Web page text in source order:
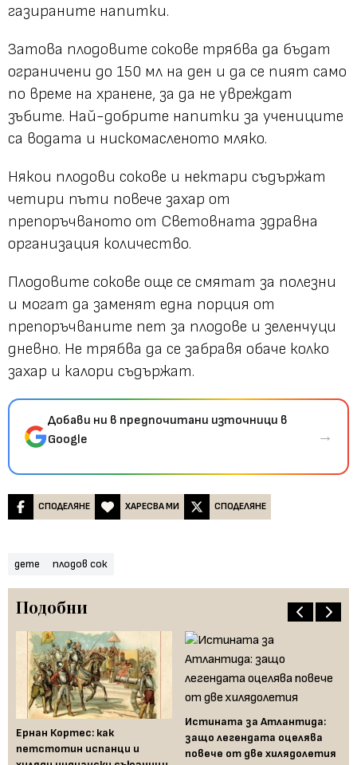
газираните напитки.
Затова плодовите сокове трябва да бъдат
ограничени до 150 мл на ден и да се пият само
по време на хранене, за да не увреждат
зъбите. Най-добрите напитки за учениците
са водата и нискомасленото мляко.
Някои плодови сокове и нектари съдържат
четири пъти повече захар от
препоръчваното от Световната здравна
организация количество.
Плодовите сокове още се смятат за полезни
и могат да заменят една порция от
препоръчваните пет за плодове и зеленчуци
дневно. Не трябва да се забравя обаче колко
захар и калори съдържат.
Добави ни в предпочитани източници в
Google
→
СПОДЕЛЯНЕ ХАРЕСВА МИ СПОДЕЛЯНЕ
дете плодов сок
Подобни
Ернан Кортес: как
петстотин испанци и
Истината за Атлантида:
защо легендата оцелява
повече от две хилядолетия